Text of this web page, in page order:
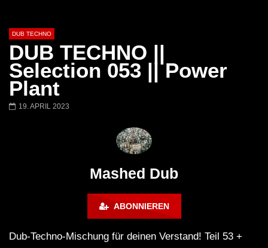
01:11:24
DUB TECHNO
DUB TECHNO ||
Selection 053 || Power
Plant
19. APRIL 2023
Mashed Dub
ABONNIEREN
Dub-Techno-Mischung für deinen Verstand! Teil 53 +